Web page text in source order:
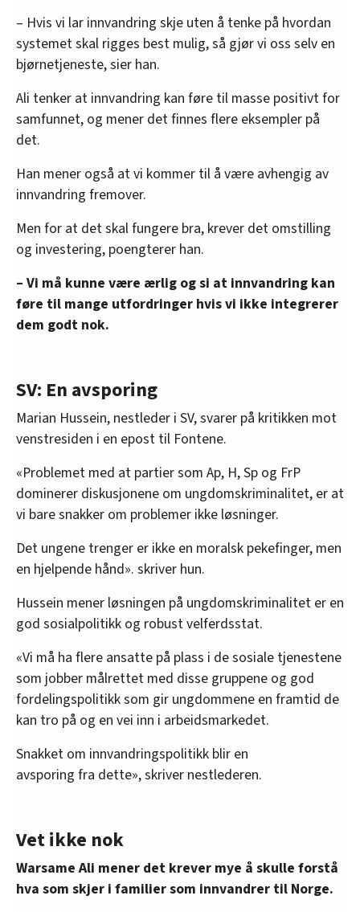
– Hvis vi lar innvandring skje uten å tenke på hvordan
systemet skal rigges best mulig, så gjør vi oss selv en
bjørnetjeneste, sier han.
Ali tenker at innvandring kan føre til masse positivt for
samfunnet, og mener det finnes flere eksempler på
det.
Han mener også at vi kommer til å være avhengig av
innvandring fremover.
Men for at det skal fungere bra, krever det omstilling
og investering, poengterer han.
– Vi må kunne være ærlig og si at innvandring kan
føre til mange utfordringer hvis vi ikke integrerer
dem godt nok.
SV: En avsporing
Marian Hussein, nestleder i SV, svarer på kritikken mot
venstresiden i en epost til Fontene.
«Problemet med at partier som Ap, H, Sp og FrP
dominerer diskusjonene om ungdomskriminalitet, er at
vi bare snakker om problemer ikke løsninger.
Det ungene trenger er ikke en moralsk pekefinger, men
en hjelpende hånd». skriver hun.
Hussein mener løsningen på ungdomskriminalitet er en
god sosialpolitikk og robust velferdsstat.
«Vi må ha flere ansatte på plass i de sosiale tjenestene
som jobber målrettet med disse gruppene og god
fordelingspolitikk som gir ungdommene en framtid de
kan tro på og en vei inn i arbeidsmarkedet.
Snakket om innvandringspolitikk blir en
avsporing fra dette», skriver nestlederen.
Vet ikke nok
Warsame Ali mener det krever mye å skulle forstå
hva som skjer i familier som innvandrer til Norge.